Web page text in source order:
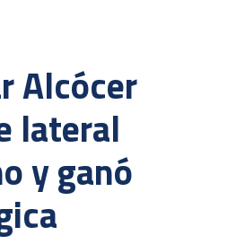
Alcócer
lateral
y ganó